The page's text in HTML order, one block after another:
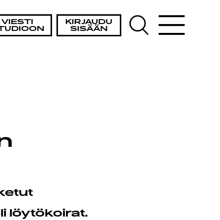
VIESTI
KIRJAUDU
SISÄÄN
löytökoirat.